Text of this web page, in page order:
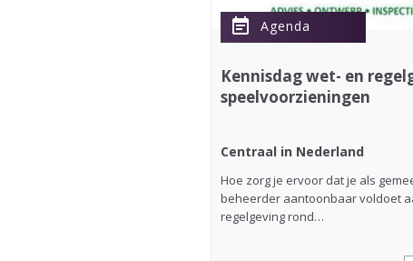
event_note Agenda
Kennisdag wet- en
speelvoorzieningen
Centraal in Nederland
Hoe zorg je ervoor dat je als
beheerder aantoonbaar voldoet
regelgeving rond…